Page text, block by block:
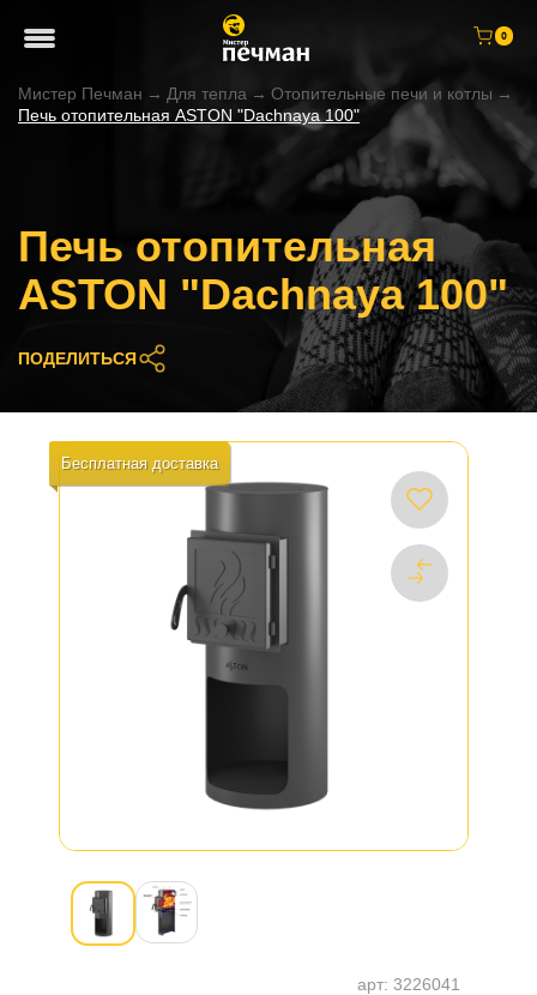
0
Мистер Печман → Для тепла → Отопительные печи и котлы →
Печь отопительная ASTON "Dachnaya 100"
Печь отопительная
ASTON "Dachnaya 100"
ПОДЕЛИТЬСЯ
Бесплатная доставка
арт: 3226041